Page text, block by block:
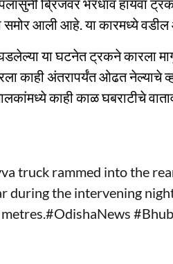
ब्रिजवर भरधाव हायवा
समोर आली आहे. या कारमध्ये
घडलेल्या या घटनेत ट्रकने कारला
काही अंतरापर्यंत ओढत नेल्याचे
काही काळ घबराटीचे
truck rammed into the
during the intervening
#OdishaNews